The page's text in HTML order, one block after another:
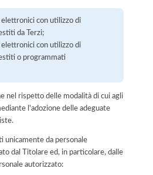
elettronici con utilizzo di
da Terzi;
elettronici con utilizzo di
o programmati
nel rispetto delle modalità di cui agli
l'adozione delle adeguate
unicamente da personale
dal Titolare ed, in particolare, dalle
autorizzato: